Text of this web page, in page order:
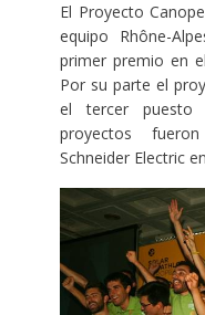
El Proyecto
equipo Rhône-
primer premio en
Por su parte el
el tercer puesto
proyectos
Schneider Electric